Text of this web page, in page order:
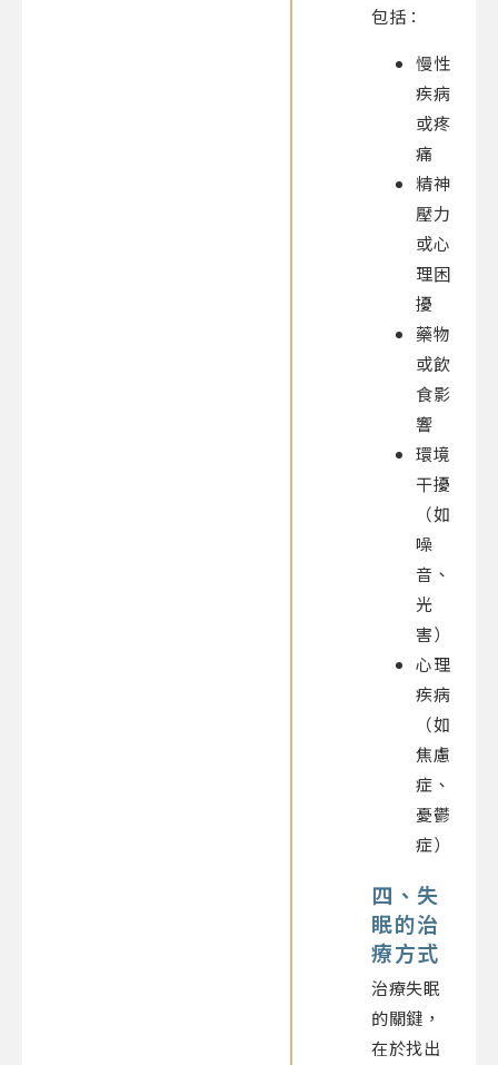
包括：
慢性
疾病
或疼
痛
精神
壓力
或心
理困
擾
藥物
或飲
食影
響
環境
干擾
（如
噪
音、
光
害）
心理
疾病
（如
焦慮
症、
憂鬱
症）
四、失
眠的治
療方式
治療失眠
的關鍵，
在於找出